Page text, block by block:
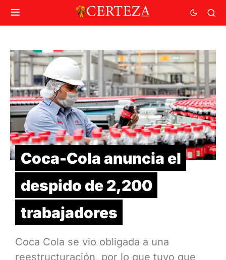
Coca-Cola anuncia el
despido de 2,200
trabajadores
Coca Cola se vio obligada a una
reestructuración, por lo que tuvo que